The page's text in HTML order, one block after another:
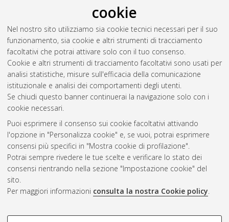
cookie
Nel nostro sito utilizziamo sia cookie tecnici necessari per il suo
funzionamento, sia cookie e altri strumenti di tracciamento
facoltativi che potrai attivare solo con il tuo consenso.
Cookie e altri strumenti di tracciamento facoltativi sono usati per
analisi statistiche, misure sull'efficacia della comunicazione
istituzionale e analisi dei comportamenti degli utenti.
Se chiudi questo banner continuerai la navigazione solo con i
cookie necessari.
Puoi esprimere il consenso sui cookie facoltativi attivando
l'opzione in "Personalizza cookie" e, se vuoi, potrai esprimere
consensi più specifici in "Mostra cookie di profilazione".
Potrai sempre rivedere le tue scelte e verificare lo stato dei
consensi rientrando nella sezione "Impostazione cookie" del
sito.
Per maggiori informazioni consulta la nostra Cookie policy.
COOKIE DI PROFILAZIONE -
Gestione del documento:
Atom
Rss 1.0
Rss 2.0
ISSN: 2038-7946
Impostazioni Cookie